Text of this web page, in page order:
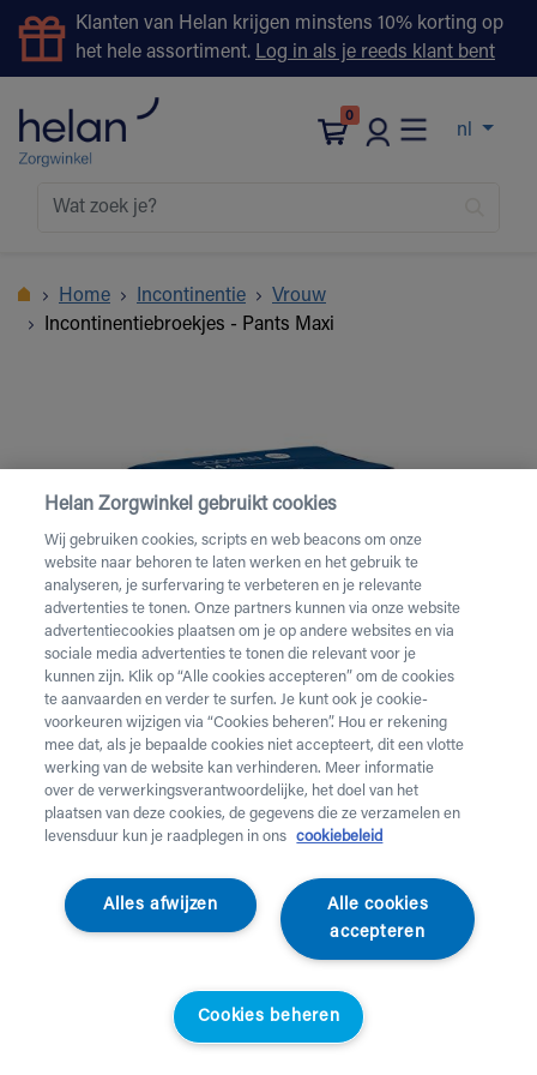
Klanten van Helan krijgen minstens 10% korting op
het hele assortiment. Log in als je reeds klant bent
0
nl
Home Incontinentie
Vrouw
Incontinentiebroekjes - Pants Maxi
Egosan
Incontinentiebroekjes
- Pants Maxi
Helan Zorgwinkel gebruikt cookies
Wij gebruiken cookies, scripts en web beacons om onze
website naar behoren te laten werken en het gebruik te
analyseren, je surfervaring te verbeteren en je relevante
advertenties te tonen. Onze partners kunnen via onze website
advertentiecookies plaatsen om je op andere websites en via
sociale media advertenties te tonen die relevant voor je
kunnen zijn. Klik op “Alle cookies accepteren” om de cookies
te aanvaarden en verder te surfen. Je kunt ook je cookie-
voorkeuren wijzigen via “Cookies beheren”. Hou er rekening
mee dat, als je bepaalde cookies niet accepteert, dit een vlotte
werking van de website kan verhinderen. Meer informatie
over de verwerkingsverantwoordelijke, het doel van het
plaatsen van deze cookies, de gegevens die ze verzamelen en
levensduur kun je raadplegen in ons
cookiebeleid
Alle cookies
accepteren
Alles afwijzen
Cookies beheren